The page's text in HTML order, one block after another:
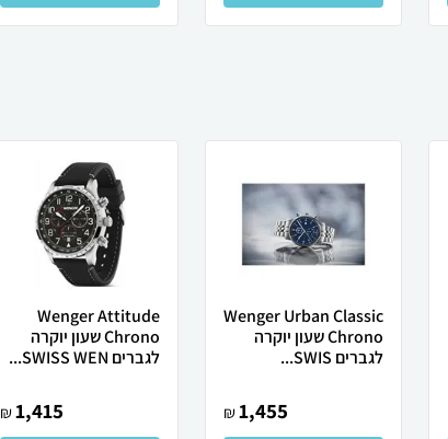
Wenger Urban Classic
Chrono שעון יוקרה
לגברים SWIS...
1,455
₪
Wenger Attitude
Chrono שעון יוקרה
לגברים SWISS WEN...
1,415
₪